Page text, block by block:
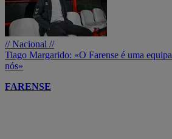
// Nacional //
Tiago Margarido: «O Farense é uma
nós»
FARENSE